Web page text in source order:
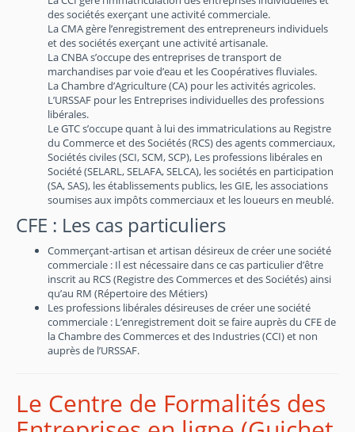
des sociétés exerçant une activité commerciale.
La CMA gère l’enregistrement des entrepreneurs individuels
et des sociétés exerçant une activité artisanale.
La CNBA s’occupe des entreprises de transport de
marchandises par voie d’eau et les Coopératives fluviales.
La Chambre d’Agriculture (CA) pour les activités agricoles.
L’URSSAF pour les Entreprises individuelles des professions
libérales.
Le GTC s’occupe quant à lui des immatriculations au Registre
du Commerce et des Sociétés (RCS) des agents commerciaux,
Sociétés civiles (SCI, SCM, SCP), Les professions libérales en
Société (SELARL, SELAFA, SELCA), les sociétés en participation
(SA, SAS), les établissements publics, les GIE, les associations
soumises aux impôts commerciaux et les loueurs en meublé.
CFE : Les cas particuliers
Commerçant-artisan et artisan désireux de créer une société
commerciale : Il est nécessaire dans ce cas particulier d’être
inscrit au RCS (Registre des Commerces et des Sociétés) ainsi
qu’au RM (Répertoire des Métiers)
Les professions libérales désireuses de créer une société
commerciale : L’enregistrement doit se faire auprès du CFE de
la Chambre des Commerces et des Industries (CCI) et non
auprès de l’URSSAF.
Le Centre de Formalités des